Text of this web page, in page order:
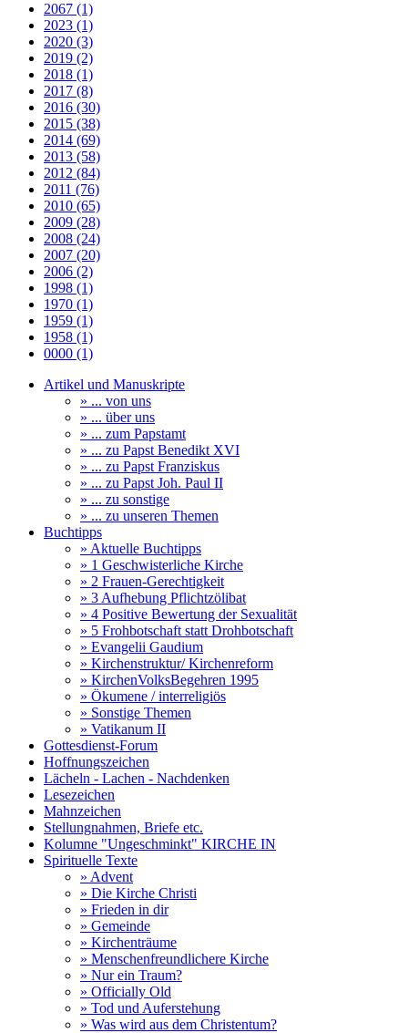
2067 (1)
2023 (1)
2020 (3)
2019 (2)
2018 (1)
2017 (8)
2016 (30)
2015 (38)
2014 (69)
2013 (58)
2012 (84)
2011 (76)
2010 (65)
2009 (28)
2008 (24)
2007 (20)
2006 (2)
1998 (1)
1970 (1)
1959 (1)
1958 (1)
0000 (1)
Artikel und Manuskripte
» ... von uns
» ... über uns
» ... zum Papstamt
» ... zu Papst Benedikt XVI
» ... zu Papst Franziskus
» ... zu Papst Joh. Paul II
» ... zu sonstige
» ... zu unseren Themen
Buchtipps
» Aktuelle Buchtipps
» 1 Geschwisterliche Kirche
» 2 Frauen-Gerechtigkeit
» 3 Aufhebung Pflichtzölibat
» 4 Positive Bewertung der Sexualität
» 5 Frohbotschaft statt Drohbotschaft
» Evangelii Gaudium
» Kirchenstruktur/ Kirchenreform
» KirchenVolksBegehren 1995
» Ökumene / interreligiös
» Sonstige Themen
» Vatikanum II
Gottesdienst-Forum
Hoffnungszeichen
Lächeln - Lachen - Nachdenken
Lesezeichen
Mahnzeichen
Stellungnahmen, Briefe etc.
Kolumne "Ungeschminkt" KIRCHE IN
Spirituelle Texte
» Advent
» Die Kirche Christi
» Frieden in dir
» Gemeinde
» Kirchenträume
» Menschenfreundlichere Kirche
» Nur ein Traum?
» Officially Old
» Tod und Auferstehung
» Was wird aus dem Christentum?